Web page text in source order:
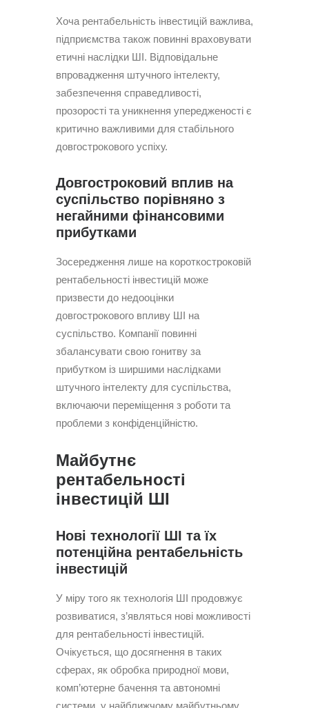
Хоча рентабельність інвестицій важлива,
підприємства також повинні враховувати
етичні наслідки ШІ. Відповідальне
впровадження штучного інтелекту,
забезпечення справедливості,
прозорості та уникнення упередженості є
критично важливими для стабільного
довгострокового успіху.
Довгостроковий вплив на
суспільство порівняно з
негайними фінансовими
прибутками
Зосередження лише на короткостроковій
рентабельності інвестицій може
призвести до недооцінки
довгострокового впливу ШІ на
суспільство. Компанії повинні
збалансувати свою гонитву за
прибутком із ширшими наслідками
штучного інтелекту для суспільства,
включаючи переміщення з роботи та
проблеми з конфіденційністю.
Майбутнє
рентабельності
інвестицій ШІ
Нові технології ШІ та їх
потенційна рентабельність
інвестицій
У міру того як технологія ШІ продовжує
розвиватися, з’являться нові можливості
для рентабельності інвестицій.
Очікується, що досягнення в таких
сферах, як обробка природної мови,
комп’ютерне бачення та автономні
системи, у найближчому майбутньому